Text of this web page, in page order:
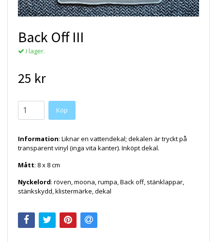
Back Off III
I lager.
25 kr
Köp
Information: Liknar en vattendekal; dekalen är tryckt på
transparent vinyl (inga vita kanter). Inköpt dekal.
Mått: 8 x 8 cm
Nyckelord: röven, moona, rumpa, Back off, stänklappar,
stänkskydd, klistermärke, dekal